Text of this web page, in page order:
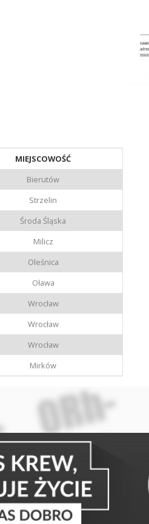
MIEJSCOWOŚĆ
Bierutów
Strzelin
Środa Śląska
Milicz
Oleśnica
Oława
Wrocław
Wrocław
Wrocław
Mirków